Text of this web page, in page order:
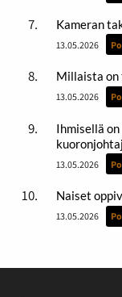
Kameran
13.05.2026
Millaista on
13.05.2026
Ihmisellä
13.05.2026
Naiset
13.05.2026